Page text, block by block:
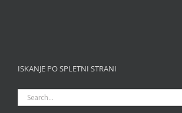
ISKANJE PO SPLETNI STRANI
Search
for: